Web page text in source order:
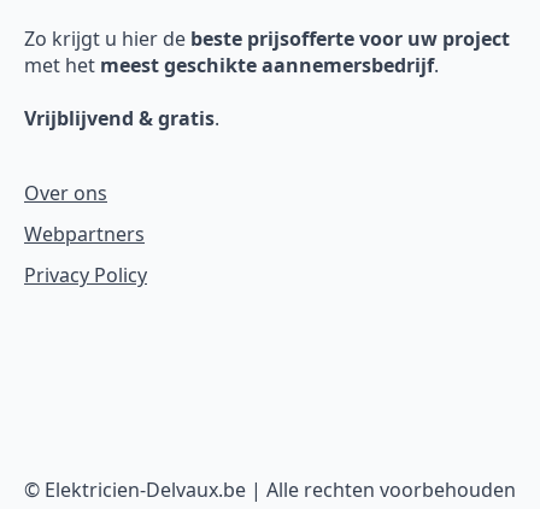
Zo krijgt u hier de beste prijsofferte voor uw project
met het meest geschikte aannemersbedrijf.
Vrijblijvend & gratis.
Over ons
Webpartners
Privacy Policy
© Elektricien-Delvaux.be | Alle rechten voorbehouden